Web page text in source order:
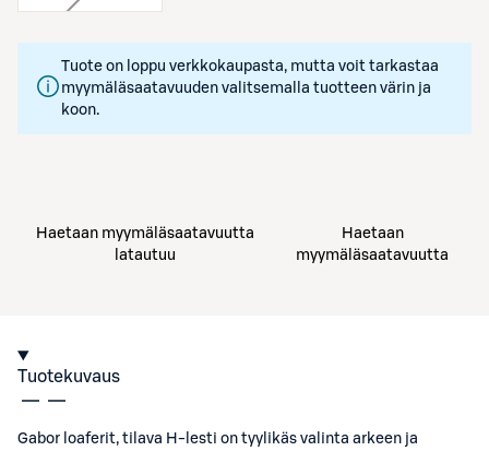
Tuote on loppu verkkokaupasta, mutta voit tarkastaa
myymäläsaatavuuden valitsemalla tuotteen värin ja
koon.
Haetaan myymäläsaatavuutta
latautuu
Haetaan
myymäläsaatavuutta
Tuotekuvaus
Gabor loaferit, tilava H-lesti on tyylikäs valinta arkeen ja